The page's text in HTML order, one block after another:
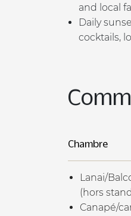
and local
Daily
cocktails,
Chambre
Lanai/
(hors
Canapé/